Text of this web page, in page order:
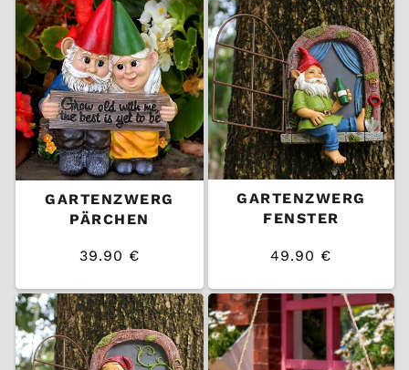
GARTENZWERG
PÄRCHEN
39.90 €
Preis
/
EINZELPREIS
GARTENZWERG
FENSTER
49.90 €
Preis
/
EINZELPREIS